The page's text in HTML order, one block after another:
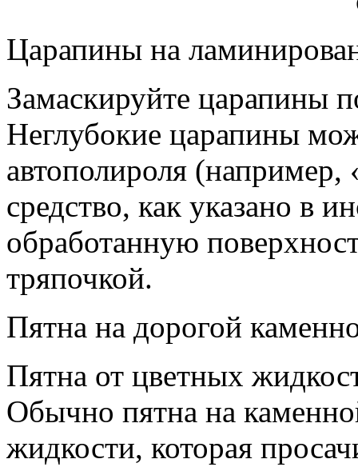
Царапины на
Замаскируйте царапины
Неглубокие царапины
автополироля
средство, как указано в
обработанную
тряпочкой.
Пятна на дорогой
Пятна от цветных
Обычно пятна на
жидкости, которая